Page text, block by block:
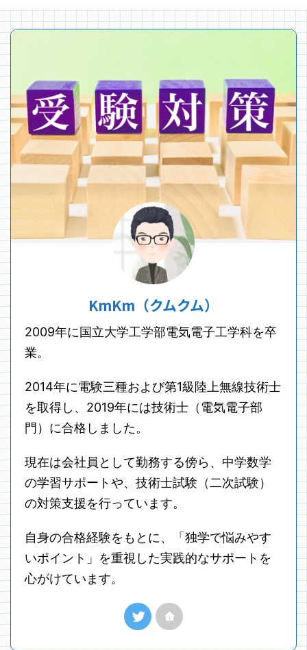
KmKm（クムクム）
2009年に国立大学工学部電気電子工学科を卒
業。
2014年に電験三種および第1級陸上無線技術士
を取得し、2019年には技術士（電気電子部
門）に合格しました。
現在は会社員として勤務する傍ら、中学数学
の学習サポートや、技術士試験（二次試験）
の対策支援を行っています。
自身の合格経験をもとに、「独学で悩みやす
いポイント」を重視した実践的なサポートを
心がけています。